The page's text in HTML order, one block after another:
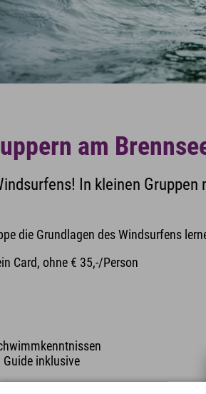
am
In kleinen
die Grundlagen des Windsurfens
Card, ohne € 35,-/Person
inklusive